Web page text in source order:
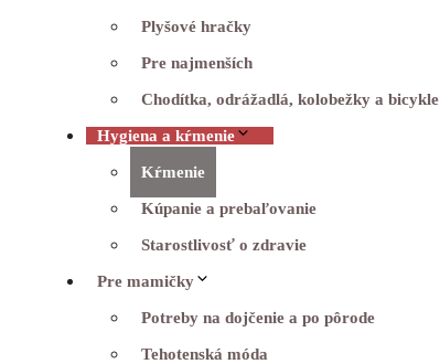
Plyšové hračky
Pre najmenších
Chodítka, odrážadlá, kolobežky a bicykle
Hygiena a kŕmenie
Kŕmenie
Kúpanie a prebaľovanie
Starostlivosť o zdravie
Pre mamičky
Potreby na dojčenie a po pôrode
Tehotenská móda